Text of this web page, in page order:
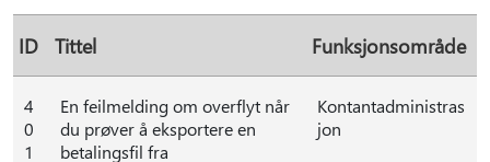
ID Tittel Funksjonsområde
4
0
1
En feilmelding om overflyt når
du prøver å eksportere en
betalingsfil fra
Kontantadministras
jon